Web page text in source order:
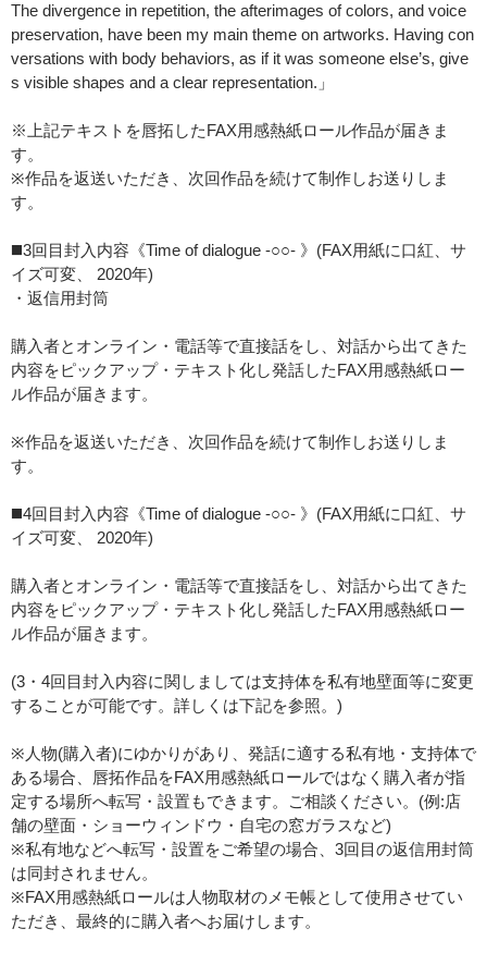
The divergence in repetition, the afterimages of colors, and voice
preservation, have been my main theme on artworks. Having con
versations with body behaviors, as if it was someone else’s, give
s visible shapes and a clear representation.」
※上記テキストを唇拓したFAX用感熱紙ロール作品が届きま
す。
※作品を返送いただき、次回作品を続けて制作しお送りしま
す。
◼️3回目封入内容《Time of dialogue -○○- 》(FAX用紙に口紅、サ
イズ可変、 2020年)
・返信用封筒
購入者とオンライン・電話等で直接話をし、対話から出てきた
内容をピックアップ・テキスト化し発話したFAX用感熱紙ロー
ル作品が届きます。
※作品を返送いただき、次回作品を続けて制作しお送りしま
す。
◼️4回目封入内容《Time of dialogue -○○- 》(FAX用紙に口紅、サ
イズ可変、 2020年)
購入者とオンライン・電話等で直接話をし、対話から出てきた
内容をピックアップ・テキスト化し発話したFAX用感熱紙ロー
ル作品が届きます。
(3・4回目封入内容に関しましては支持体を私有地壁面等に変更
することが可能です。詳しくは下記を参照。)
※人物(購入者)にゆかりがあり、発話に適する私有地・支持体で
ある場合、唇拓作品をFAX用感熱紙ロールではなく購入者が指
定する場所へ転写・設置もできます。ご相談ください。(例:店
舗の壁面・ショーウィンドウ・自宅の窓ガラスなど)
※私有地などへ転写・設置をご希望の場合、3回目の返信用封筒
は同封されません。
※FAX用感熱紙ロールは人物取材のメモ帳として使用させてい
ただき、最終的に購入者へお届けします。